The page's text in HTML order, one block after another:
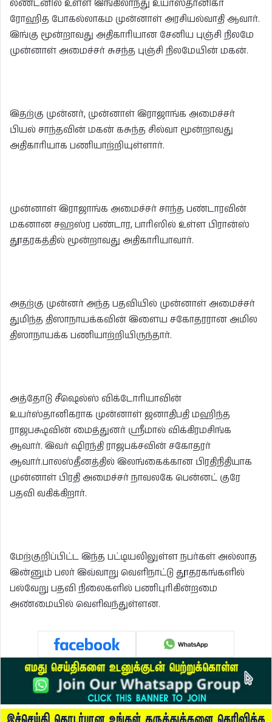
லண்டனில் உள்ள இங்கிலாந்து உயர்ஸ்தானிகர்
ரோஹித போகல்லாகம முன்னாள் அரசியல்வாதி ஆவார்.
இங்கு மூன்றாவது அதிகாரியான சேனிய புஞ்சி நிலமே
முன்னாள் அமைச்சர் சுசந்த புஞ்சி நிலமேயின் மகன்.
இதற்கு முன்னர், முன்னாள் இராஜாங்க அமைச்சர்
பியல் சாந்தவின் மகன் கசுந்த சில்வா மூன்றாவது
அதிகாரியாக பணியாற்றியுள்ளார்.
முன்னாள் இராஜாங்க அமைச்சர் சாந்த பண்டாரவின்
மகனான சஹஸ்ர பண்டார, பாரிஸில் உள்ள பிரான்ஸ்
தூதரகத்தில் மூன்றாவது அதிகாரியாவார்.
அதற்கு முன்னர் அந்த பதவியில் முன்னாள் அமைச்சர்
துமிந்த திஸாநாயக்கவின் இளைய சகோதரரான அமில
திஸாநாயக்க பணியாற்றியிருந்தார்.
அத்தோடு சீஷெல்ஸ் விக்டோரியாவின்
உயர்ஸ்தானிகராக முன்னாள் ஜனாதிபதி மஹிந்த
ராஜபக்ஷவின் மைத்துனர் ஸ்ரீமால் விக்கிரமசிங்க
ஆவார். இவர் ஷிரந்தி ராஜபக்சவின் சகோதரர்
ஆவார்.பாலஸ்தீனத்தில் இலங்கைக்கான பிரதிநிதியாக
முன்னாள் பிரதி அமைச்சர் நாவலகே பென்னட் குரே
பதவி வகிக்கிறார்.
மேற்குறிப்பிட்ட இந்த பட்டியலிலுள்ள நபர்கள் அல்லாத
இன்னும் பலர் இவ்வாறு வெளிநாட்டு தூதரகங்களில்
பல்வேறு பதவி நிலைகளில் பணிபுரிகின்றமை
அண்மையில் வெளிவந்துள்ளன.